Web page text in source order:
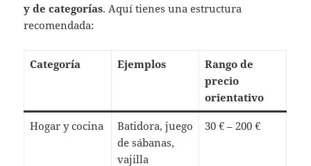
y de categorías. Aquí tienes una estructura
recomendada:
Categoría Ejemplos
Rango de
precio
orientativo
Hogar y cocina
Batidora, juego
de sábanas,
vajilla
30 € – 200 €